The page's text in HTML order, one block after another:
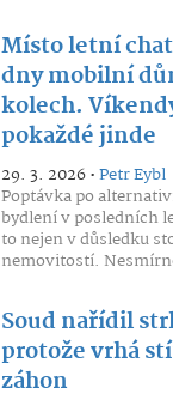
Místo letní
dny mobilní
kolech.
pokaždé jinde
29. 3. 2026 •Petr Eybl
Poptávka po
bydlení v posledních
to nejen v důsledku
nemovitostí.
Soud nařídil
protože vrhá
záhon